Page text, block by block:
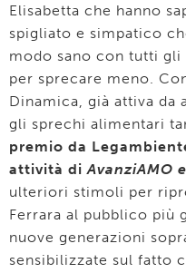
Elisabetta che hanno
spigliato e simpatico
modo sano con tutti
per sprecare meno.
Dinamica, già attiva
gli sprechi alimentari
premio da
attività diAvanziAMO
ulteriori stimoli per
Ferrara al pubblico più
nuove generazioni
sensibilizzate sul fatto